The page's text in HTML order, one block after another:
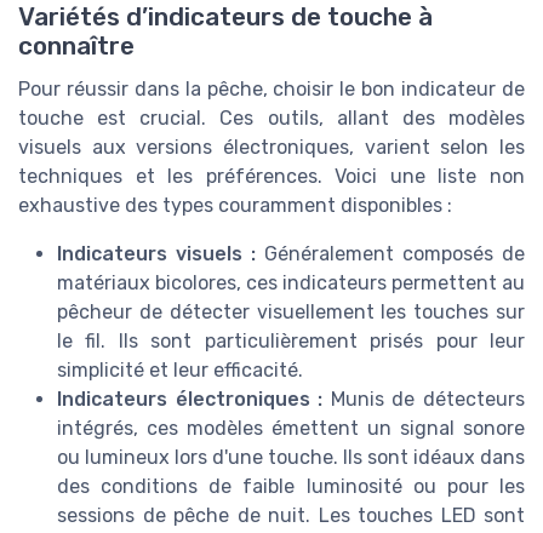
Variétés d’indicateurs de touche à
connaître
Pour réussir dans la pêche, choisir le bon indicateur de
touche est crucial. Ces outils, allant des modèles
visuels aux versions électroniques, varient selon les
techniques et les préférences. Voici une liste non
exhaustive des types couramment disponibles :
Indicateurs visuels : Généralement composés de
matériaux bicolores, ces indicateurs permettent au
pêcheur de détecter visuellement les touches sur
le fil. Ils sont particulièrement prisés pour leur
simplicité et leur efficacité.
Indicateurs électroniques : Munis de détecteurs
intégrés, ces modèles émettent un signal sonore
ou lumineux lors d'une touche. Ils sont idéaux dans
des conditions de faible luminosité ou pour les
sessions de pêche de nuit. Les touches LED sont